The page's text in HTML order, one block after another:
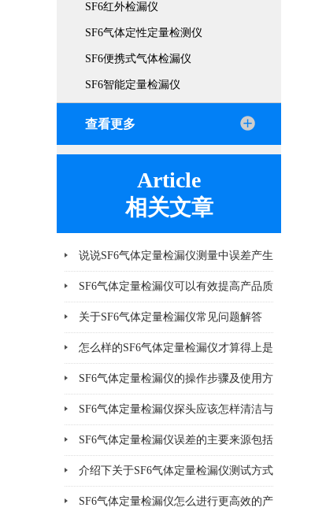
SF6红外检漏仪
SF6气体定性定量检测仪
SF6便携式气体检漏仪
SF6智能定量检漏仪
查看更多
Article
相关文章
说说SF6气体定量检漏仪测量中误差产生
的8个因素
SF6气体定量检漏仪可以有效提高产品质
量
关于SF6气体定量检漏仪常见问题解答
怎么样的SF6气体定量检漏仪才算得上是
好产品
SF6气体定量检漏仪的操作步骤及使用方
法说明
SF6气体定量检漏仪探头应该怎样清洁与
更换
SF6气体定量检漏仪误差的主要来源包括
哪8个方面
介绍下关于SF6气体定量检漏仪测试方式
的优缺点
SF6气体定量检漏仪怎么进行更高效的产